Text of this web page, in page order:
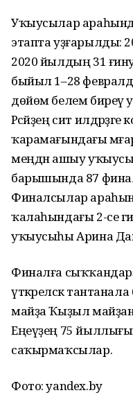
Уҡыусылар
этапта уҙғарылды:
2020 йылдың 31
быйыл 1–28 февралдә
дөйөм белем биреү
Рәсәйҙең сит
ҡарамағындағы
меңдән ашыу
барышында 87
Финалсылар
ҡалаһындағы 2-се
уҡыусыһы Арина
Финалға сыҡҡандарҙы
үткәреләсәк тантанала
майҙа Ҡыҙыл
Еңеүҙең 75
саҡырмаҡсылар.
Фото: yandex.by